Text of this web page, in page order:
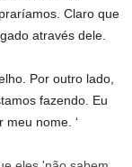
Claro que
através dele.
Por outro lado,
fazendo. Eu
nome. ‘